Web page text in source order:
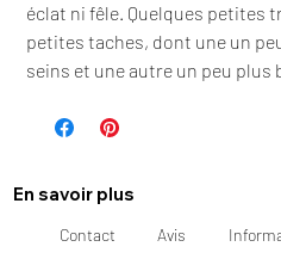
éclat ni fêle. Quelques petites
petites taches, dont une un
seins et une autre un peu plus
Contact Avis
En savoir plus